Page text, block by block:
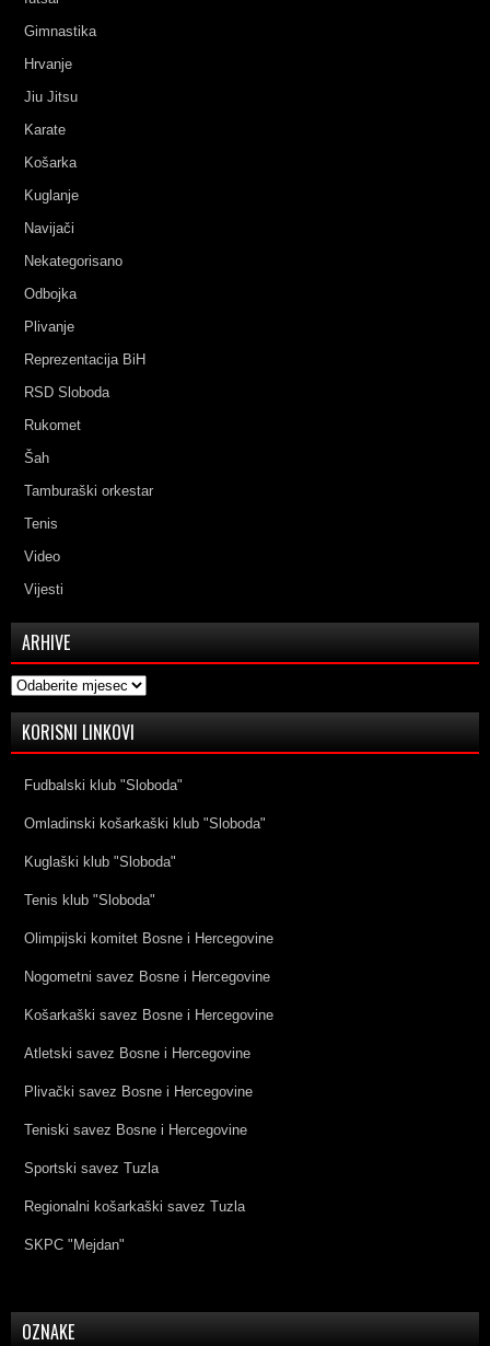
Gimnastika
Hrvanje
Jiu Jitsu
Karate
Košarka
Kuglanje
Navijači
Nekategorisano
Odbojka
Plivanje
Reprezentacija BiH
RSD Sloboda
Rukomet
Šah
Tamburaški orkestar
Tenis
Video
Vijesti
ARHIVE
Arhive
KORISNI LINKOVI
Fudbalski klub "Sloboda"
Omladinski košarkaški klub "Sloboda"
Kuglaški klub "Sloboda"
Tenis klub "Sloboda"
Olimpijski komitet Bosne i Hercegovine
Nogometni savez Bosne i Hercegovine
Košarkaški savez Bosne i Hercegovine
Atletski savez Bosne i Hercegovine
Plivački savez Bosne i Hercegovine
Teniski savez Bosne i Hercegovine
Sportski savez Tuzla
Regionalni košarkaški savez Tuzla
SKPC "Mejdan"
OZNAKE